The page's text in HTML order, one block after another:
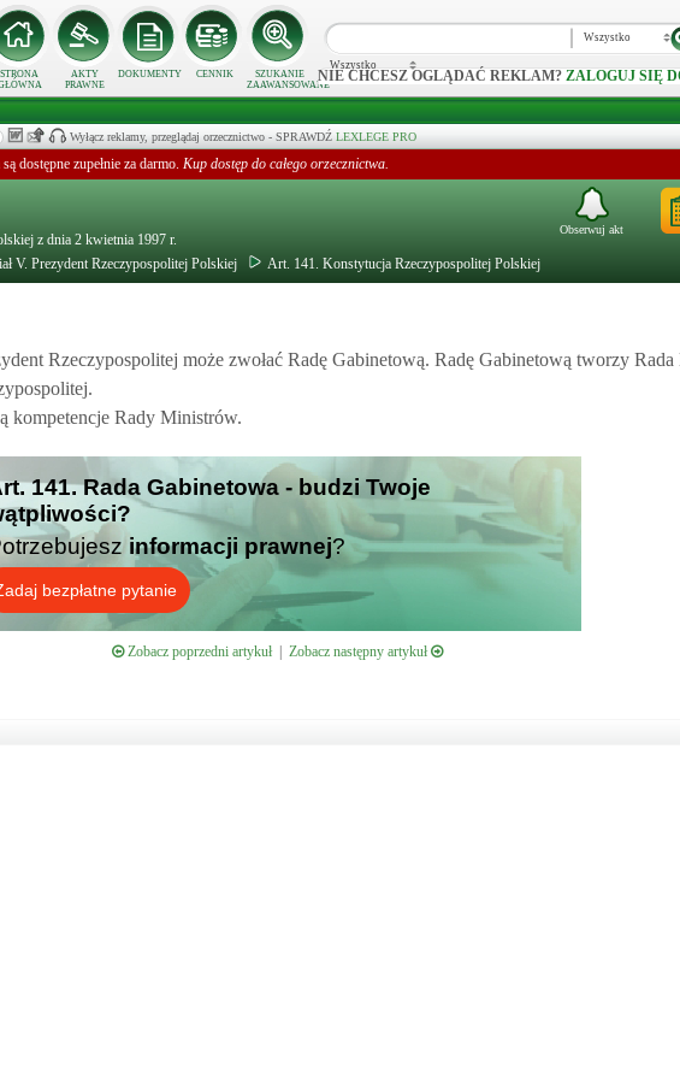
STRONA
AKTY
PRAWNE
DOKUMENTY CENNIK
SZUKANIE
ZAAWANSOWANE
Wszystko
Wszystko
NIE CHCESZ OGLĄDAĆ REKLAM? ZALOGUJ SIĘ
Wyłącz reklamy, przeglądaj orzecznictwo - SPRAWDŹ LEXLEGE PRO
dostępne zupełnie za darmo. Kup dostęp do całego orzecznictwa.
z dnia 2 kwietnia 1997 r.
V. Prezydent Rzeczypospolitej Polskiej Art. 141. Konstytucja Rzeczypospolitej Polskiej
Obserwuj akt
Rzeczypospolitej może zwołać Radę Gabinetową. Radę Gabinetową tworzy
kompetencje Rady Ministrów.
141. Rada Gabinetowa - budzi Twoje
informacji prawnej?
bezpłatne pytanie
Zobacz poprzedni artykuł| Zobacz następny artykuł